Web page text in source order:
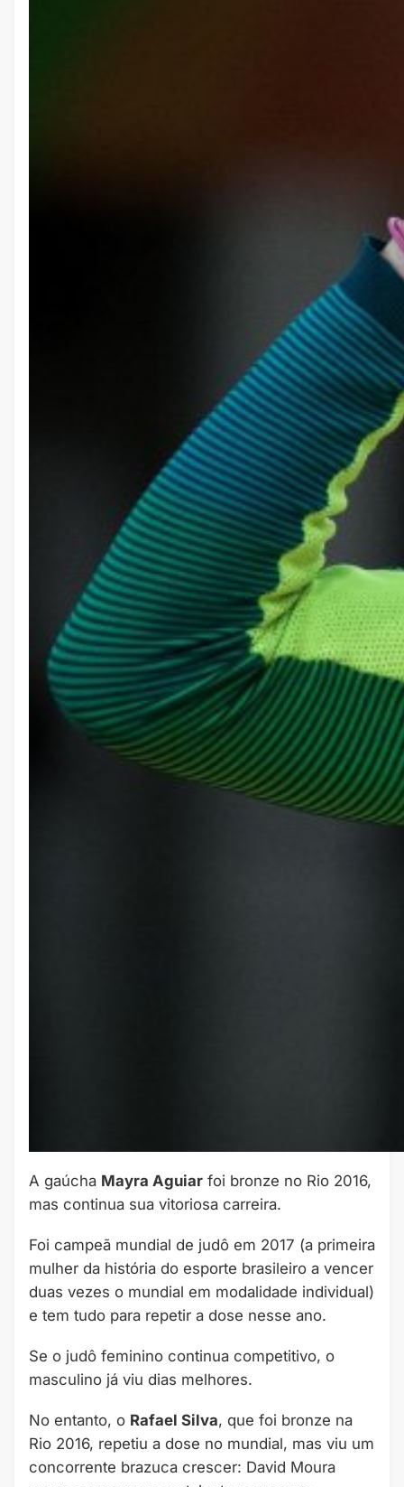
A gaúcha Mayra Aguiar foi bronze no Rio 2016,
mas continua sua vitoriosa carreira.
Foi campeã mundial de judô em 2017 (a primeira
mulher da história do esporte brasileiro a vencer
duas vezes o mundial em modalidade individual)
e tem tudo para repetir a dose nesse ano.
Se o judô feminino continua competitivo, o
masculino já viu dias melhores.
No entanto, o Rafael Silva, que foi bronze na
Rio 2016, repetiu a dose no mundial, mas viu um
concorrente brazuca crescer: David Moura